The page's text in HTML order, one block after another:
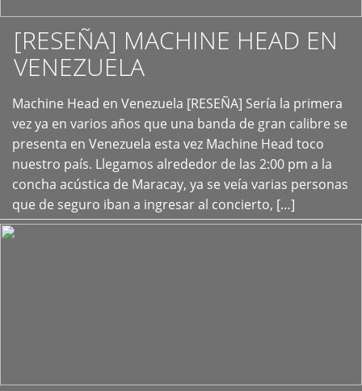
[RESEÑA] MACHINE HEAD EN
VENEZUELA
Machine Head en Venezuela [RESEÑA] Sería la primera
vez ya en varios años que una banda de gran calibre se
presenta en Venezuela esta vez Machine Head toco
nuestro país. Llegamos alrededor de las 2:00 pm a la
concha acústica de Maracay, ya se veía varias personas
que de seguro iban a ingresar al concierto, […]
+